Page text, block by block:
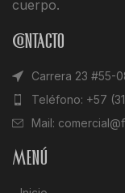
cuerpo.
Contacto
Carrera 23 #55-
Teléfono: +57
Mail:
Menú